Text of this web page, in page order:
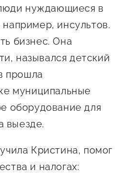
нуждающиеся в
инсультов.
бизнес. Она
назывался детский
прошла
муниципальные
оборудование для
выезде.
Кристина, помог
и налогах: